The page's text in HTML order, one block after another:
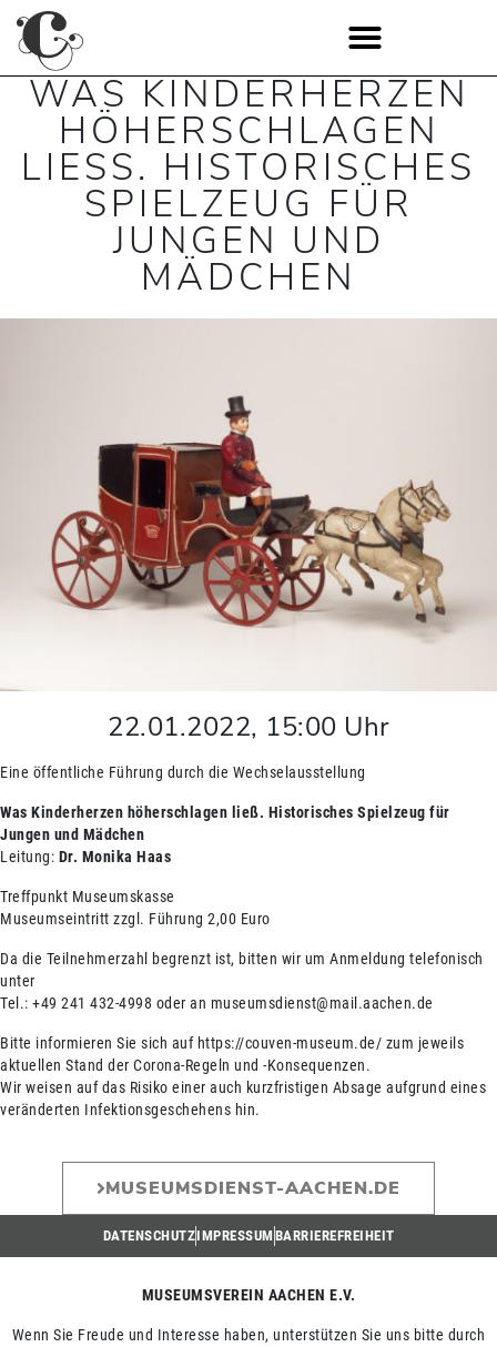
WAS KINDERHERZEN
HÖHERSCHLAGEN
LIESS. HISTORISCHES S
PIELZEUG FÜR J
UNGEN UND M
ÄDCHEN
22.01.2022, 15:00 Uhr
Eine öffentliche Führung durch die Wechselausstellung
Was Kinderherzen höherschlagen ließ. Historisches Spielzeug für
Jungen und Mädchen
Leitung: Dr. Monika Haas
Treffpunkt Museumskasse
Museumseintritt zzgl. Führung 2,00 Euro
Da die Teilnehmerzahl begrenzt ist, bitten wir um Anmeldung telefonisch
unter
Tel.: +49 241 432-4998 oder an museumsdienst@mail.aachen.de
Bitte informieren Sie sich auf https://couven-museum.de/ zum jeweils
aktuellen Stand der Corona-Regeln und -Konsequenzen.
Wir weisen auf das Risiko einer auch kurzfristigen Absage aufgrund eines
veränderten Infektionsgeschehens hin.
MUSEUMSDIENST-AACHEN.DE
DATENSCHUTZIMPRESSUM BARRIEREFREIHEIT
MUSEUMSVEREIN AACHEN E.V.
Wenn Sie Freude und Interesse haben, unterstützen Sie uns bitte durch